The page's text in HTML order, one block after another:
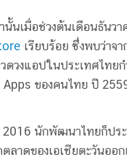
นเมื่อช่วงต้นเดือนธันว
เรียบร้อย ซึ่งพบว่าจ
ดวงแอปในประเทศไทย
Apps ของคนไทย ปี
นักพัฒนาไทยก็ปร
ลาดของเอเชียตะวันอ